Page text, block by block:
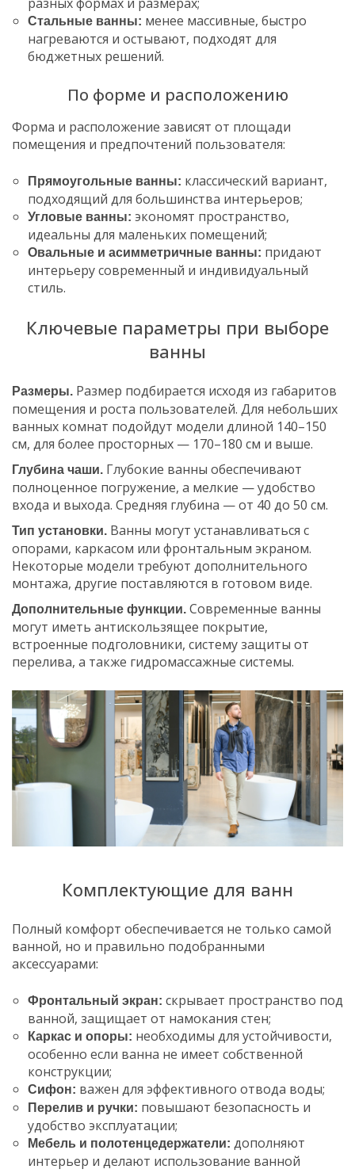
Стальные ванны: менее массивные, быстро
нагреваются и остывают, подходят для
бюджетных решений.
По форме и расположению
Форма и расположение зависят от площади
помещения и предпочтений пользователя:
Прямоугольные ванны: классический вариант,
подходящий для большинства интерьеров;
Угловые ванны: экономят пространство,
идеальны для маленьких помещений;
Овальные и асимметричные ванны: придают
интерьеру современный и индивидуальный
стиль.
Ключевые параметры при выборе
ванны
Размеры. Размер подбирается исходя из габаритов
помещения и роста пользователей. Для небольших
ванных комнат подойдут модели длиной 140–150
см, для более просторных — 170–180 см и выше.
Глубина чаши. Глубокие ванны обеспечивают
полноценное погружение, а мелкие — удобство
входа и выхода. Средняя глубина — от 40 до 50 см.
Тип установки. Ванны могут устанавливаться с
опорами, каркасом или фронтальным экраном.
Некоторые модели требуют дополнительного
монтажа, другие поставляются в готовом виде.
Дополнительные функции. Современные ванны
могут иметь антискользящее покрытие,
встроенные подголовники, систему защиты от
перелива, а также гидромассажные системы.
Комплектующие для ванн
Полный комфорт обеспечивается не только самой
ванной, но и правильно подобранными
аксессуарами:
Фронтальный экран: скрывает пространство под
ванной, защищает от намокания стен;
Каркас и опоры: необходимы для устойчивости,
особенно если ванна не имеет собственной
конструкции;
Сифон: важен для эффективного отвода воды;
Перелив и ручки: повышают безопасность и
удобство эксплуатации;
Мебель и полотенцедержатели: дополняют
интерьер и делают использование ванной